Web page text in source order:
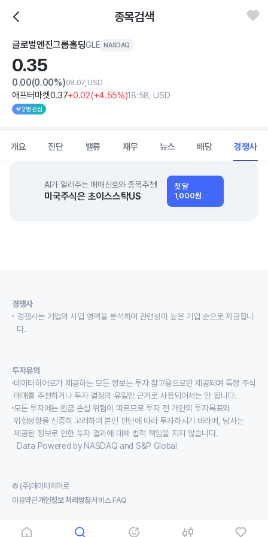
종목검색
글로벌엔진그룹홀딩GLE NASDAQ
0.35
0.00(0.00%)08.07, USD
애프터마켓0.37+0.02(+4.55%)18:58, USD
2명 관심
개요 진단 밸류 재무 뉴스 배당 경쟁사
AI가 알려주는 매매신호와 종목추천!
미국주식은 초이스스탁US
첫 달
1,000원
경쟁사
경쟁사는 기업의 사업 영역을 분석하여 관련성이 높은 기업 순으로 제공합니
다.
투자유의
데이터히어로가 제공하는 모든 정보는 투자 참고용으로만 제공되며 특정 주식
매매를 추천하거나 투자 결정의 유일한 근거로 사용되어서는 안 됩니다.
모든 투자에는 원금 손실 위험이 따르므로 투자 전 개인의 투자목표와
위험성향을 신중히 고려하여 본인 판단에 따라 투자하시기 바라며, 당사는
제공된 정보로 인한 투자 결과에 대해 법적 책임을 지지 않습니다.
Data Powered by NASDAQ and S&P Global
© (주)데이터히어로
이용약관개인정보 처리방침서비스 FAQ